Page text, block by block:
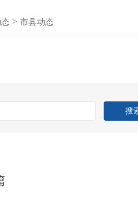
> 市县动态